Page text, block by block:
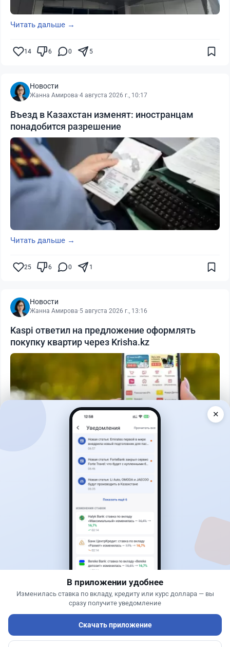
Читать дальше →
14 6 0 5
Новости
Жанна Амирова·4 августа 2026 г., 10:17
Въезд в Казахстан изменят: иностранцам
понадобится разрешение
Читать дальше →
25 6 0 1
Новости
Жанна Амирова·5 августа 2026 г., 13:16
Kaspi ответил на предложение оформлять
покупку квартир через Krisha.kz
12
·1 августа 2026 г., 15:11
311 тыс. тенге в месяц с депозита: сколько
нужно накопить в Kaspi и других банках
✕
В приложении удобнее
Изменилась ставка по вкладу, кредиту или курс доллара — вы
сразу получите уведомление
Скачать приложение